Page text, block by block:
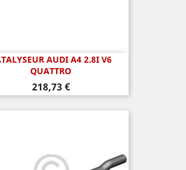
AUDI A4 2.8I V6
QUATTRO
Prix
218,73 €